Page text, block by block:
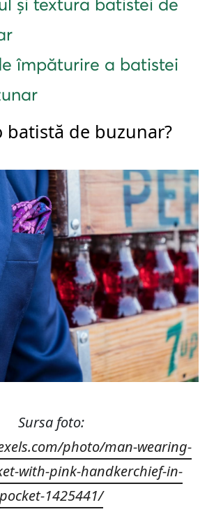
și textura batistei de
împăturire a batistei
batistă de buzunar?
Sursa foto:
photo/man-wearing-
with-pink-handkerchief-in-
pocket-1425441/